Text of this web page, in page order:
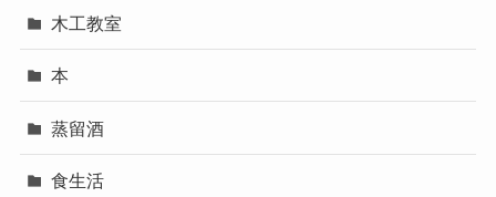
木工教室
本
蒸留酒
食生活